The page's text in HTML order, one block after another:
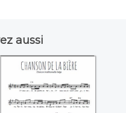
aussi
Chanson de la